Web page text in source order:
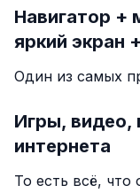
Навигатор +
яркий экран
Один из самых
Игры, видео,
интернета
То есть всё, что